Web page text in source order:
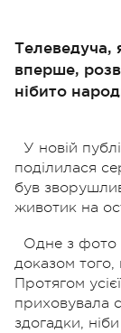
Телеведуча,
вперше,
нібито
У новій
поділилася
був
животик на
Одне з фото
доказом
Протягом
приховувала
здогадки,